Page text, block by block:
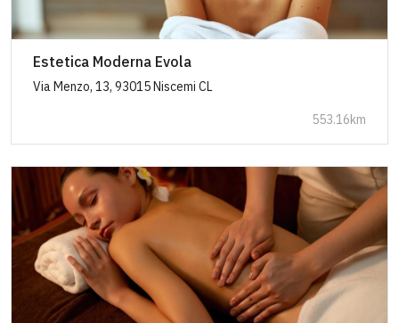
Estetica Moderna Evola
Via Menzo, 13, 93015 Niscemi CL
553.16km